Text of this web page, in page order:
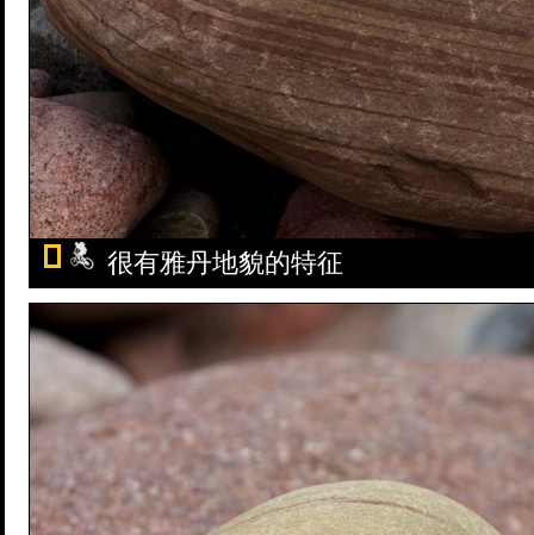
很有雅丹地貌的特征